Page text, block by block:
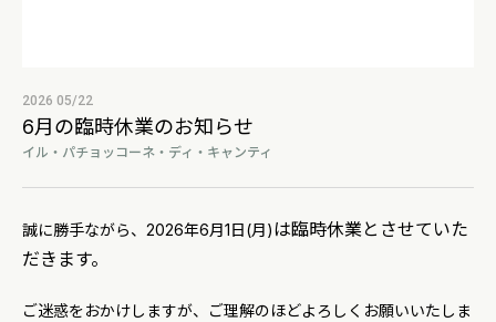
2026 05/22
6月の臨時休業のお知らせ
イル・パチョッコーネ・ディ・キャンティ
誠に勝手ながら、2026年6月1日(月)は臨時休業とさせていた
だきます。
ご迷惑をおかけしますが、ご理解のほどよろしくお願いいたしま